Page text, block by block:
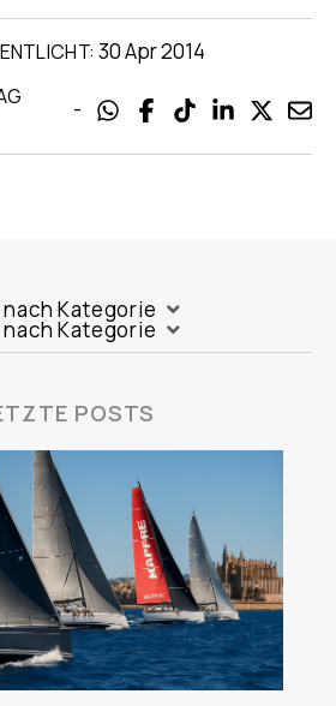
30 Apr 2014
-
Kategorie
Kategorie
POSTS